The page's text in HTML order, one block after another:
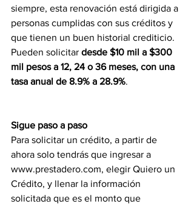
siempre, esta renovación está dirigida a
personas cumplidas con sus créditos y
que tienen un buen historial crediticio.
Pueden solicitar desde $10 mil a $300
mil pesos a 12, 24 o 36 meses, con una
tasa anual de 8.9% a 28.9%.
Sigue paso a paso
Para solicitar un crédito, a partir de
ahora solo tendrás que ingresar a
www.prestadero.com, elegir Quiero un
Crédito, y llenar la información
solicitada que es el monto que